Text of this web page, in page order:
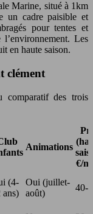
Marine, situé à 1km
un cadre paisible et
pour tentes et
Les
en haute saison.
clément
comparatif des trois
Animations
€/
(4-
ans)
Oui (juillet-
août)
40-